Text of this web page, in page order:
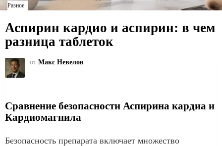
Разное
Аспирин кардио и аспирин: в чем
разница таблеток
от Макс Невелов
Сравнение безопасности Аспирина кардиа и
Кардиомагнила
Безопасность препарата включает множество